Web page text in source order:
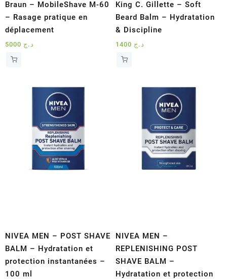
Braun – MobileShave M-60
– Rasage pratique en
déplacement
د.ج
King C. Gillette – Soft
Beard Balm – Hydratation
& Discipline
د.ج
NIVEA MEN – POST SHAVE
BALM – Hydratation et
protection instantanées –
100 ml
NIVEA MEN –
REPLENISHING POST
SHAVE BALM –
Hydratation et protection